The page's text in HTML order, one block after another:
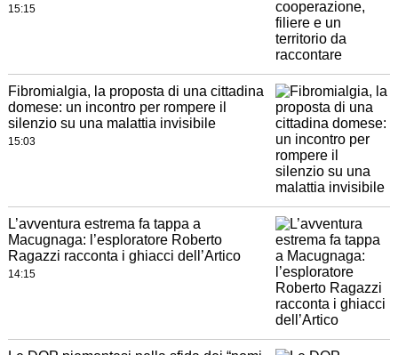
15:15
Fibromialgia, la proposta di una cittadina
domese: un incontro per rompere il
silenzio su una malattia invisibile
15:03
L’avventura estrema fa tappa a
Macugnaga: l’esploratore Roberto
Ragazzi racconta i ghiacci dell’Artico
14:15